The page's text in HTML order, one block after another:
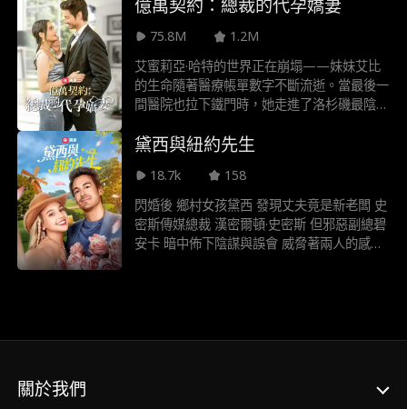
億萬契約：總裁的代孕嬌妻
75.8M
1.2M
艾蜜莉亞·哈特的世界正在崩塌——妹妹艾比
的生命隨著醫療帳單數字不斷流逝。當最後一
間醫院也拉下鐵門時，她走進了洛杉磯最陰暗
辦法，代價是妳的餘生。」 燙金契約上寫
繼承人 手術室的燈還亮著，艾蜜莉亞已經簽
下賣身契。現在，她必須用子宮換取妹妹的心
跳⋯⋯
黛西與紐約先生
18.7k
158
閃婚後 鄉村女孩黛西 發現丈夫竟是新老闆 史
密斯傳媒總裁 漢密爾頓·史密斯 但邪惡副總碧
安卡 暗中佈下陰謀與誤會 威脅著兩人的感情
關於我們